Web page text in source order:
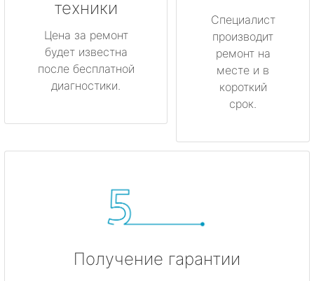
техники
Цена за ремонт
будет известна
после бесплатной
диагностики.
Специалист
производит
ремонт на
месте и в
короткий
срок.
Получение гарантии